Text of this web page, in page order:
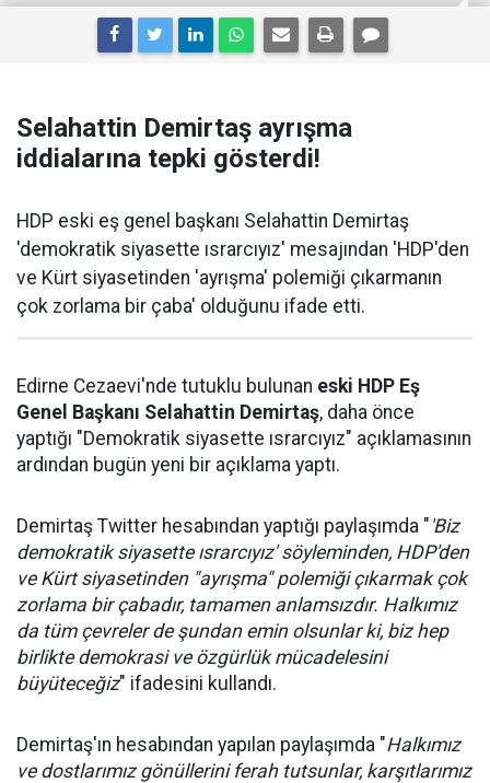
Selahattin Demirtaş ayrışma
iddialarına tepki gösterdi!
HDP eski eş genel başkanı Selahattin Demirtaş
'demokratik siyasette ısrarcıyız' mesajından 'HDP'den
ve Kürt siyasetinden 'ayrışma' polemiği çıkarmanın
çok zorlama bir çaba' olduğunu ifade etti.
Edirne Cezaevi'nde tutuklu bulunan eski HDP Eş
Genel Başkanı Selahattin Demirtaş, daha önce
yaptığı "Demokratik siyasette ısrarcıyız" açıklamasının
ardından bugün yeni bir açıklama yaptı.
Demirtaş Twitter hesabından yaptığı paylaşımda " 'Biz
demokratik siyasette ısrarcıyız' söyleminden, HDP'den
ve Kürt siyasetinden "ayrışma" polemiği çıkarmak çok
zorlama bir çabadır, tamamen anlamsızdır. Halkımız
da tüm çevreler de şundan emin olsunlar ki, biz hep
birlikte demokrasi ve özgürlük mücadelesini
büyüteceğiz" ifadesini kullandı.
Demirtaş'ın hesabından yapılan paylaşımda "Halkımız
ve dostlarımız gönüllerini ferah tutsunlar, karşıtlarımız